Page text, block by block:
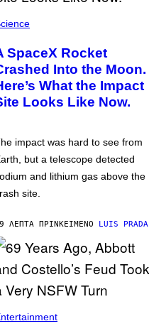
SpaceX Rocket
Into the Moon.
What the Impact
Looks Like Now.
impact was hard to see from
but a telescope detected
and lithium gas above the
site.
ΛΕΠΤΆ ΠΡΙΝΚΕΊΜΕΝΟ LUIS PRADA